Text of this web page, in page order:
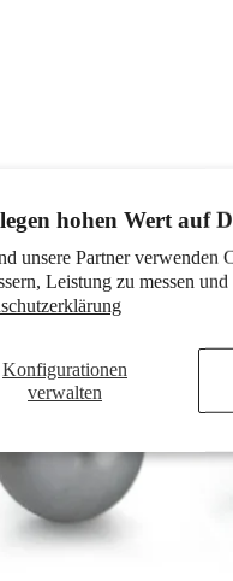
hohen Wert auf
unsere Partner verwenden
Leistung zu messen
Konfigurationen
verwalten